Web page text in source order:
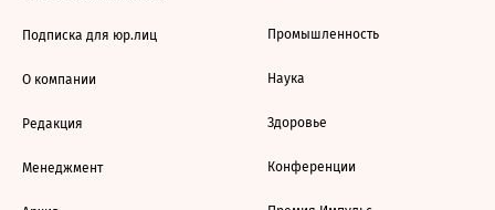
Подписка для юр.лиц
О компании
Редакция
Менеджмент
Промышленность
Наука
Здоровье
Конференции